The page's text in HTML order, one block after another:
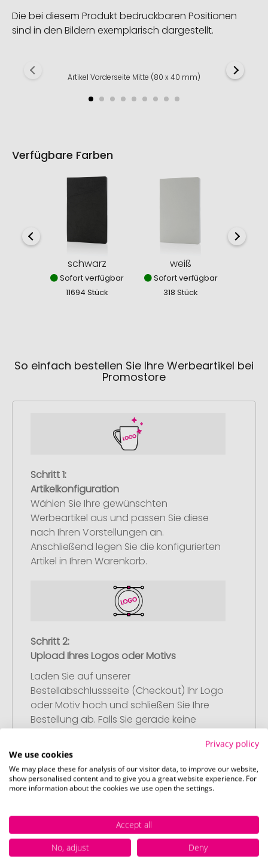
Die bei diesem Produkt bedruckbaren Positionen
sind in den Bildern exemplarisch dargestellt.
Artikel Vorderseite Mitte (80 x 40 mm)
Verfügbare Farben
schwarz
Sofort verfügbar
11694 Stück
weiß
Sofort verfügbar
318 Stück
So einfach bestellen Sie Ihre Werbeartikel bei
Promostore
Schritt 1:
Artikelkonfiguration
Wählen Sie Ihre gewünschten
Werbeartikel aus und passen Sie diese
nach Ihren Vorstellungen an.
Anschließend legen Sie die konfigurierten
Artikel in Ihren Warenkorb.
Schritt 2:
Upload Ihres Logos oder Motivs
Laden Sie auf unserer
Bestellabschlussseite (Checkout) Ihr Logo
oder Motiv hoch und schließen Sie Ihre
Bestellung ab. Falls Sie gerade keine
können Sie diese gerne später
nachliefern.
Schritt 3:
Artikelvorschau und Freigabe
Privacy policy
We use cookies
We may place these for analysis of our visitor data, to improve our website,
show personalised content and to give you a great website experience. For
more information about the cookies we use open the settings.
Accept all
No, adjust
Deny